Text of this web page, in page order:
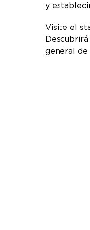
y
Visite el
general de